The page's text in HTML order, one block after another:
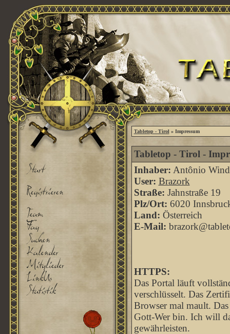
Tabletop - Tirol » Impressum
Tabletop - Tirol -
Inhaber: Antônio
User: Brazork
Straße: Jahnstraße 19
Plz/Ort: 6020
Land: Österreich
E-Mail:
HTTPS:
Das Portal läuft
verschlüsselt. Das
Browser mal mault.
Gott-Wer bin. Ich will
gewährleisten.